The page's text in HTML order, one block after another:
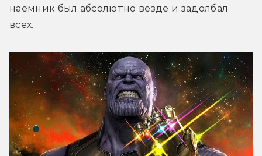
наёмник был абсолютно везде и задолбал
всех.